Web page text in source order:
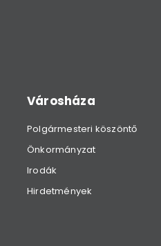
Városháza
Polgármesteri köszöntő
Önkormányzat
Irodák
Hirdetmények